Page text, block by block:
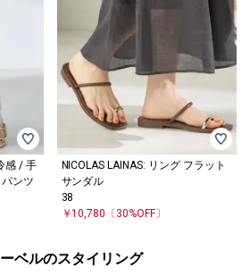
感 / 手
ンツ
NICOLAS LAINAS: リング フラット
サンダル
38
￥10,780 〔30%OFF〕
ベルのスタイリング